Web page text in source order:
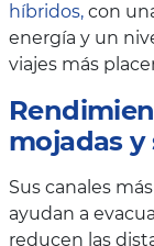
híbridos, con
energía y un
viajes más
mojadas y
Sus canales
ayudan a
reducen las